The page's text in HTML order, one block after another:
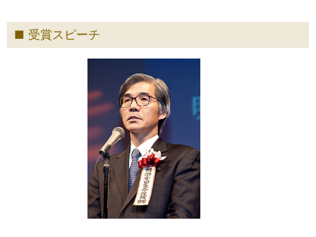
受賞スピーチ